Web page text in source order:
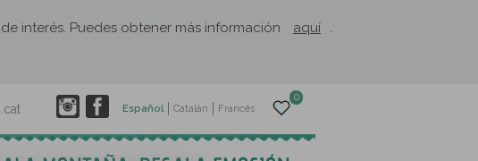
interés. Puedes obtener más información aquí
.
0
Español Catalán Francés